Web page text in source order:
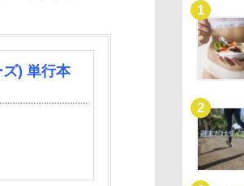
) 単行本